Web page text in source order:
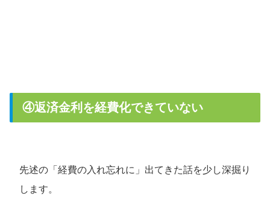
④返済金利を経費化できていない
先述の「経費の入れ忘れに」出てきた話を少し深掘り
します。